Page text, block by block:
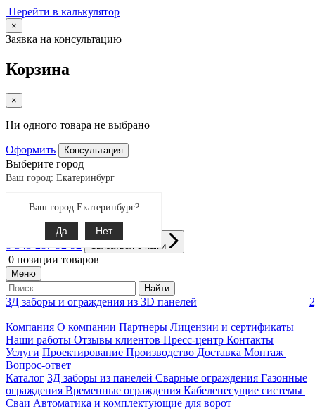
Перейти в калькулятор
×
Заявка на консультацию
Корзина
×
Ни одного товара не выбрано
Оформить Консультация
Выберите город
Ваш город: Екатеринбург
Ваш город Екатеринбург?
Да Нет
Екатеринбург
8-343-287-92-92
Связаться с нами
0 позиции товаров
Меню
Найти
3Д заборы и ограждения из 3D панелей
Компания О компании Партнеры Лицензии и сертификаты
Наши работы Отзывы клиентов Пресс-центр Контакты
Услуги Проектирование Производство Доставка Монтаж
Вопрос-ответ
Каталог 3Д заборы из панелей Сварные ограждения Газонные
ограждения Временные ограждения Кабеленесущие системы
Cваи Автоматика и комплектующие для ворот